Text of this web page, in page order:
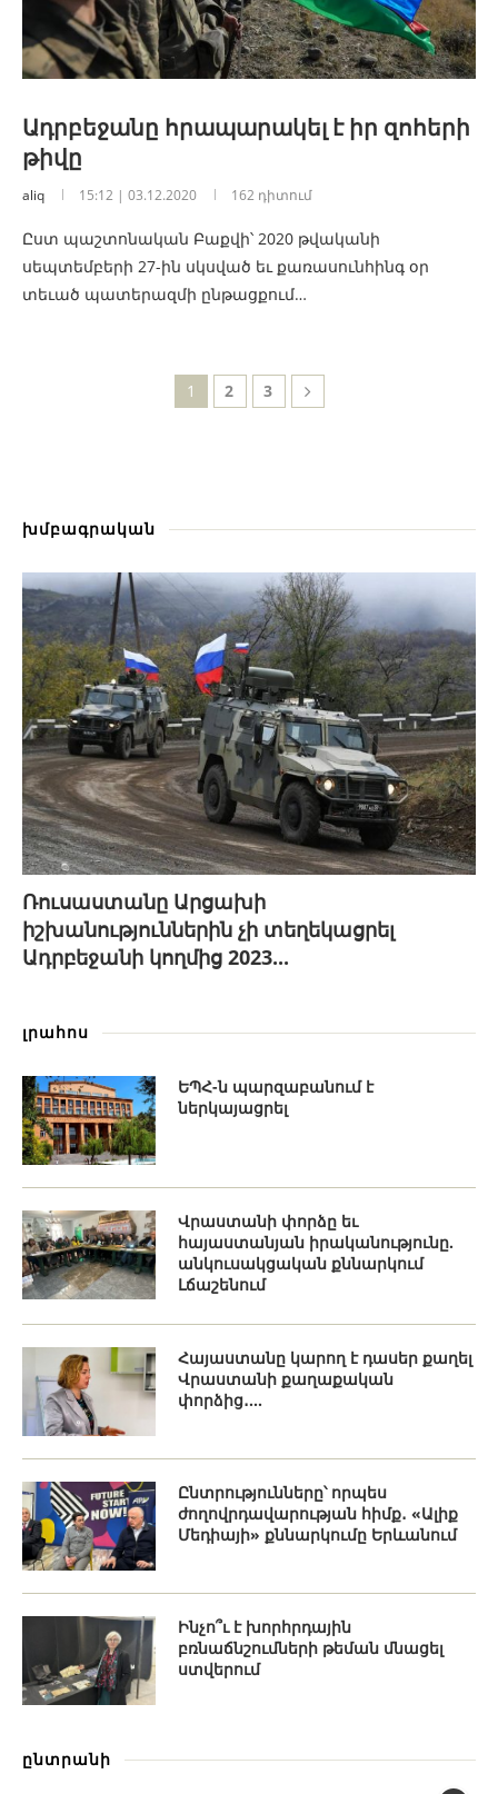
Ադրբեջանը հրապարակել է իր զոհերի
թիվը
aliq 15:12 | 03.12.2020 162 դիտում
Ըստ պաշտոնական Բաքվի՝ 2020 թվականի
սեպտեմբերի 27-ին սկսված եւ քառասունհինգ օր
տեւած պատերազմի ընթացքում…
1 2 3
խմբագրական
Ռուսաստանը Արցախի
իշխանություններին չի տեղեկացրել
Ադրբեջանի կողմից 2023...
լրահոս
ԵՊՀ-ն պարզաբանում է
ներկայացրել
Վրաստանի փորձը եւ
հայաստանյան իրականությունը.
անկուսակցական քննարկում
Լճաշենում
Հայաստանը կարող է դասեր քաղել
Վրաստանի քաղաքական
փորձից․...
Ընտրությունները՝ որպես
ժողովրդավարության հիմք․ «Ալիք
Մեդիայի» քննարկումը Երևանում
Ինչո՞ւ է խորհրդային
բռնաճնշումների թեման մնացել
ստվերում
ընտրանի